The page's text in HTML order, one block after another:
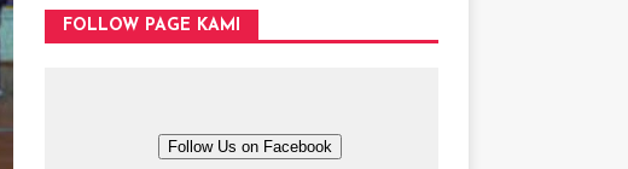
FOLLOW PAGE KAMI
Follow Us on Facebook